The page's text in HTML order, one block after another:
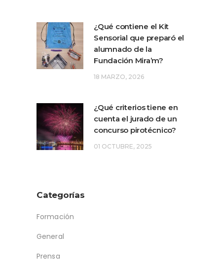
¿Qué contiene el Kit
Sensorial que preparó el
alumnado de la
Fundación Mira’m?
18 MARZO, 2026
¿Qué criterios tiene en
cuenta el jurado de un
concurso pirotécnico?
01 OCTUBRE, 2025
Categorías
Formación
General
Prensa